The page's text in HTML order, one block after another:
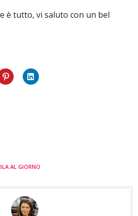
è tutto, vi saluto con un bel
AL GIORNO